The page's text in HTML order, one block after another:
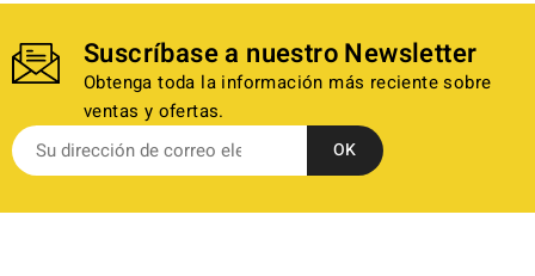
Suscríbase a nuestro Newsletter
Obtenga toda la información más reciente sobre
ventas y ofertas.